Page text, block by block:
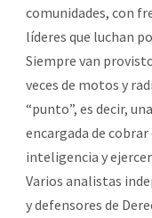
comunidades, con
líderes que luchan
Siempre van
veces de motos y
“punto”, es decir,
encargada de
inteligencia y
Varios analistas
y defensores de